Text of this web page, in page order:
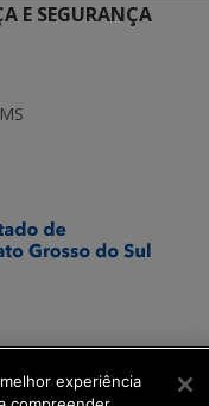
E SEGURANÇA
experiência